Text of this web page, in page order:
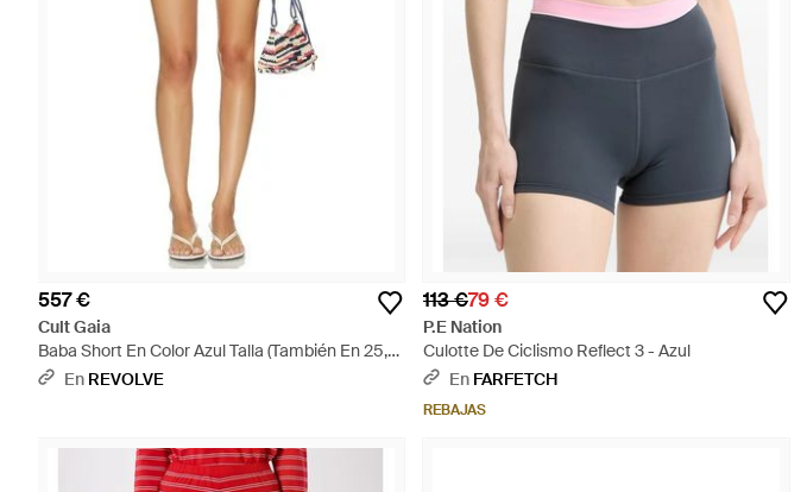
557 €
Cult Gaia
Baba Short En Color Azul Talla (También En 25,
26, 27, 28, 29, 30, 32) - Azul
En REVOLVE
113 €79 €
P.E Nation
Culotte De Ciclismo Reflect 3 - Azul
En FARFETCH
REBAJAS